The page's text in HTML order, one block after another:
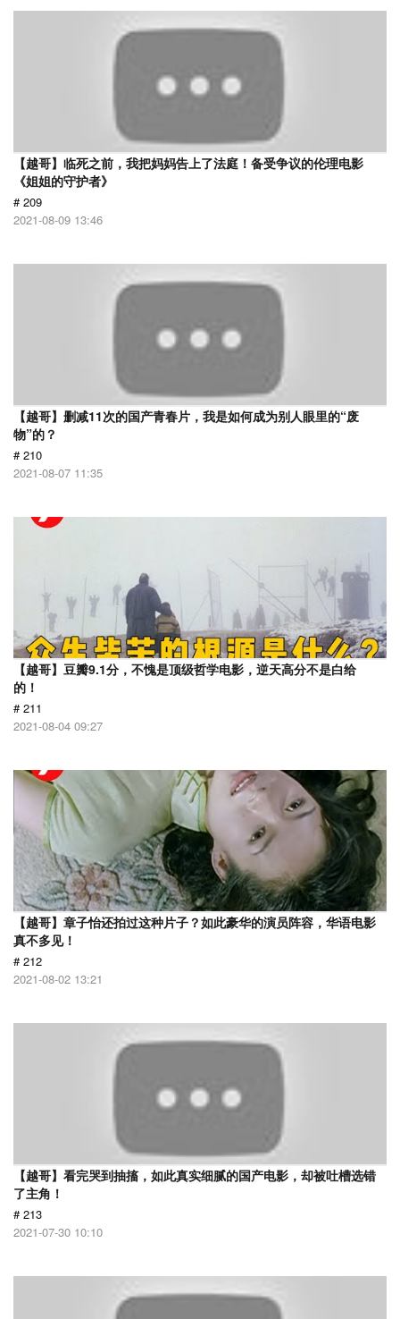
【越哥】临死之前，我把妈妈告上了法庭！备受争议的伦理电影
《姐姐的守护者》
# 209
2021-08-09 13:46
【越哥】删减11次的国产青春片，我是如何成为别人眼里的“废
物”的？
# 210
2021-08-07 11:35
【越哥】豆瓣9.1分，不愧是顶级哲学电影，逆天高分不是白给
的！
# 211
2021-08-04 09:27
【越哥】章子怡还拍过这种片子？如此豪华的演员阵容，华语电影
真不多见！
# 212
2021-08-02 13:21
【越哥】看完哭到抽搐，如此真实细腻的国产电影，却被吐槽选错
了主角！
# 213
2021-07-30 10:10